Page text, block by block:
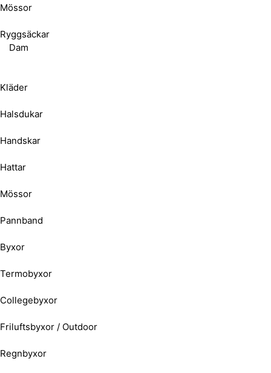
Mössor
Ryggsäckar
Dam
Kläder
Halsdukar
Handskar
Hattar
Mössor
Pannband
Byxor
Termobyxor
Collegebyxor
Friluftsbyxor / Outdoor
Regnbyxor